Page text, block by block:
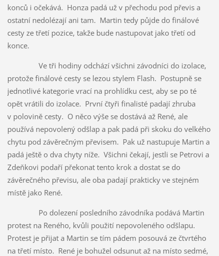
konců i očekává. Honza padá už v přechodu pod převis a
ostatní nedolézají ani tam. Martin tedy půjde do finálové
cesty ze třetí pozice, takže bude nastupovat jako třetí od
konce.
Ve tři hodiny odchází všichni závodníci do izolace,
protože finálové cesty se lezou stylem Flash. Postupně se
jednotlivé kategorie vrací na prohlídku cest, aby se po té
opět vrátili do izolace. První čtyři finalisté padají zhruba
v polovině cesty. O něco výše se dostává až René, ale
používá nepovolený odšlap a pak padá při skoku do velkého
chytu pod závěrečným převisem. Pak už nastupuje Martin a
padá ještě o dva chyty níže. Všichni čekají, jestli se Petrovi a
Zdeňkovi podaří překonat tento krok a dostat se do
závěrečného převisu, ale oba padají prakticky ve stejném
místě jako René.
Po dolezení posledního závodníka podává Martin
protest na Reného, kvůli použití nepovoleného odšlapu.
Protest je přijat a Martin se tím pádem posouvá ze čtvrtého
na třetí místo. René je bohužel odsunut až na místo sedmé,